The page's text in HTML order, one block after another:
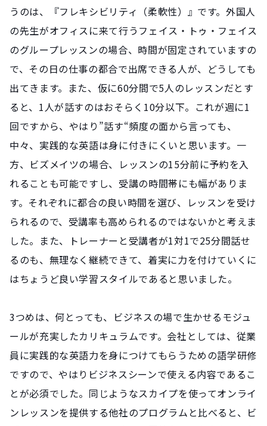
うのは、『フレキシビリティ（柔軟性）』です。外国人
の先生がオフィスに来て行うフェイス・トゥ・フェイス
のグループレッスンの場合、時間が固定されていますの
で、その日の仕事の都合で出席できる人が、どうしても
出てきます。また、仮に60分間で5人のレッスンだとす
ると、1人が話すのはおそらく10分以下。これが週に1
回ですから、やはり”話す“頻度の面から言っても、
中々、実践的な英語は身に付きにくいと思います。一
方、ビズメイツの場合、レッスンの15分前に予約を入
れることも可能ですし、受講の時間帯にも幅がありま
す。それぞれに都合の良い時間を選び、レッスンを受け
られるので、受講率も高められるのではないかと考えま
した。また、トレーナーと受講者が1対1で25分間話せ
るのも、無理なく継続できて、着実に力を付けていくに
はちょうど良い学習スタイルであると思いました。
3つめは、何とっても、ビジネスの場で生かせるモジュ
ールが充実したカリキュラムです。会社としては、従業
員に実践的な英語力を身につけてもらうための語学研修
ですので、やはりビジネスシーンで使える内容であるこ
とが必須でした。同じようなスカイプを使ってオンライ
ンレッスンを提供する他社のプログラムと比べると、ビ